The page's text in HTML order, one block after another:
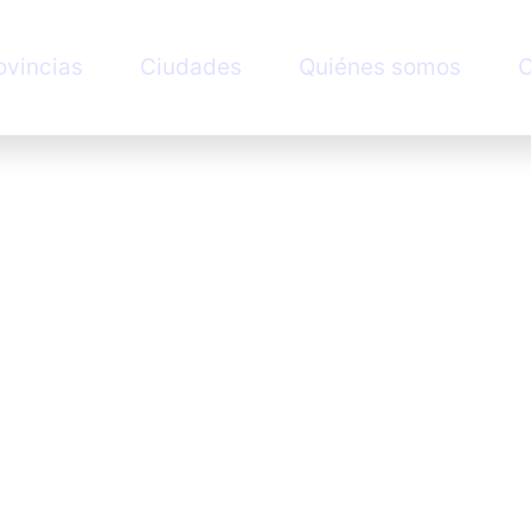
Ciudades Quiénes somos